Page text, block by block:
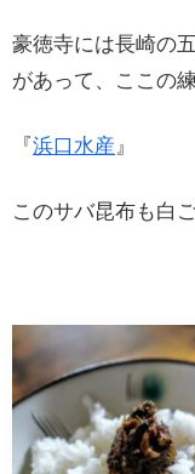
豪徳寺には長崎の
があって、ここの
『浜口水産』
このサバ昆布も白